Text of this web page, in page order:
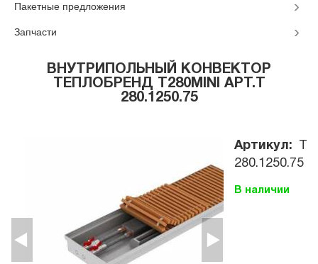
ВНУТРИПОЛЬНЫЙ КОНВЕКТОР
ТЕПЛОБРЕНД T280MINI АРТ.T
280.1250.75
Артикул:
280.1250.75
В наличии
Пакетные предложения
Запчасти